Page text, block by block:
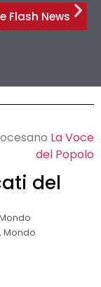
Flash News
La Voce
del Popolo
del
, Mondo